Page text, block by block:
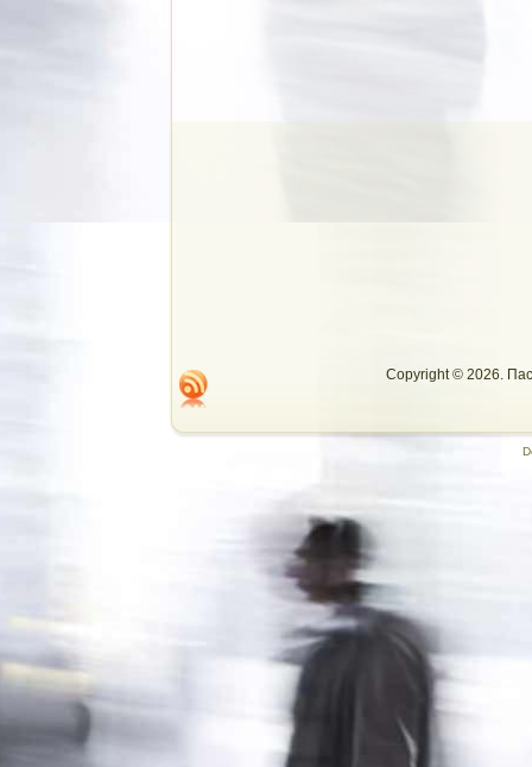
Copyright © 2026.